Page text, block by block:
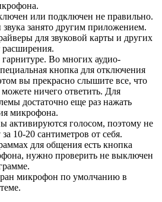
или подключен не правильно.
звука занято другим приложением.
для звуковой карты и других
Во многих аудио-
кнопка для отключения
вы прекрасно слышите все, что
ничего ответить. Для
достаточно еще раз нажать
микрофона.
активируются голосом, поэтому не
10-20 сантиметров от себя.
для общения есть кнопка
нужно проверить не выключен
микрофон по умолчанию в